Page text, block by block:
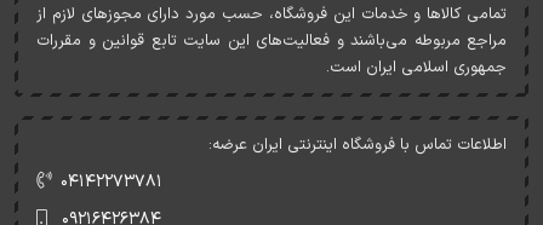
تمامی کالاها و خدمات اين فروشگاه، حسب مورد دارای مجوزهای لازم از
مراجع مربوطه می‌باشند و فعاليت‌های اين سايت تابع قوانين و مقررات
جمهوری اسلامی ايران است.
اطلاعات تماس با فروشگاه اینترنتی ایران عرضه:
۰۴۱۴۲۲۷۳۷۸۱
۰۹۲۱۶۴۲۶۳۸۴